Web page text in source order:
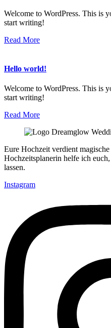
Welcome to WordPress. This is
start writing!
Read More
Hello world!
Welcome to WordPress. This is
start writing!
Read More
Eure Hochzeit verdient
Hochzeitsplanerin helfe ich
lassen.
Instagram